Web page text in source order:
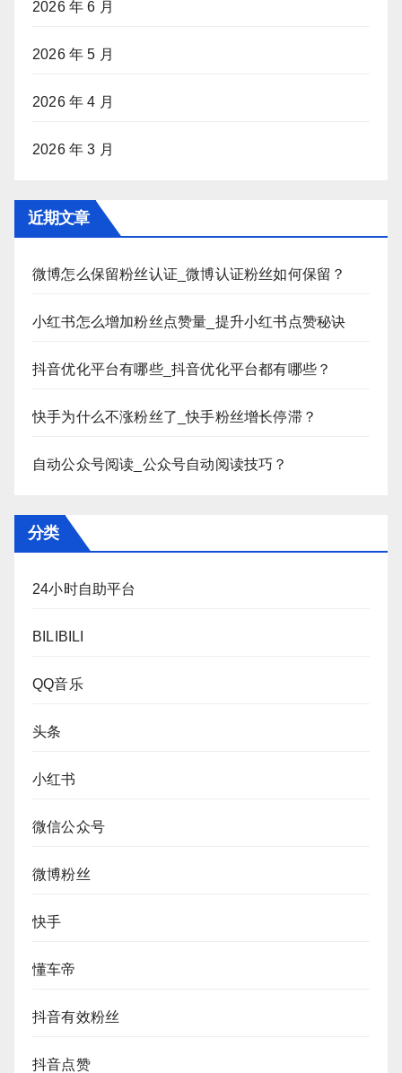
2026 年 6 月
2026 年 5 月
2026 年 4 月
2026 年 3 月
近期文章
微博怎么保留粉丝认证_微博认证粉丝如何保留？
小红书怎么增加粉丝点赞量_提升小红书点赞秘诀
抖音优化平台有哪些_抖音优化平台都有哪些？
快手为什么不涨粉丝了_快手粉丝增长停滞？
自动公众号阅读_公众号自动阅读技巧？
分类
24小时自助平台
BILIBILI
QQ音乐
头条
小红书
微信公众号
微博粉丝
快手
懂车帝
抖音有效粉丝
抖音点赞